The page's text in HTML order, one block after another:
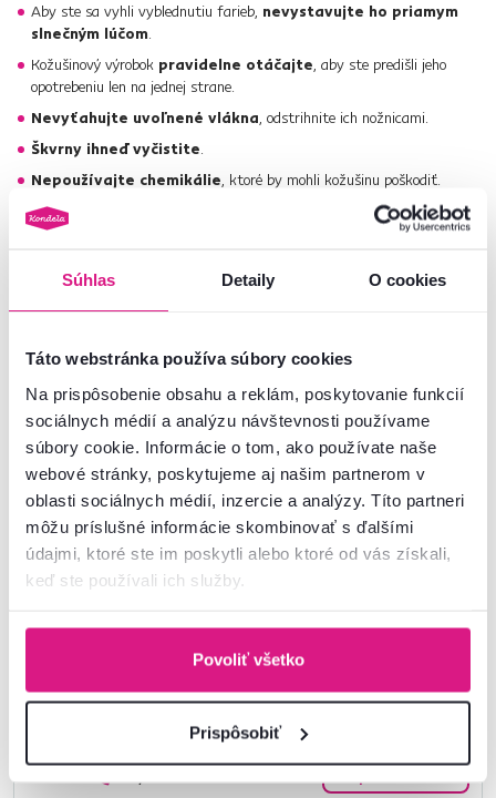
Súhlas Detaily O cookies
Táto webstránka používa súbory cookies
Na prispôsobenie obsahu a reklám, poskytovanie funkcií
sociálnych médií a analýzu návštevnosti používame
súbory cookie. Informácie o tom, ako používate naše
webové stránky, poskytujeme aj našim partnerom v
oblasti sociálnych médií, inzercie a analýzy. Títo partneri
môžu príslušné informácie skombinovať s ďalšími
údajmi, ktoré ste im poskytli alebo ktoré od vás získali,
keď ste používali ich služby.
Povoliť všetko
Prispôsobiť
Aby ste sa vyhli vyblednutiu farieb, nevystavujte ho priamym
slnečným lúčom.
Kožušinový výrobok pravidelne otáčajte, aby ste predišli jeho
opotrebeniu len na jednej strane.
Nevyťahujte uvoľnené vlákna, odstrihnite ich nožnicami.
Škvrny ihneď vyčistite.
Nepoužívajte chemikálie, ktoré by mohli kožušinu poškodiť.
Pri akomkoľvek znečistení odporúčame
profesionálnu čistiareň.
Číslo produktu : 0000229955
Základné parametre
Rozmery a špecifikácie
Nenašli ste požadované informácie?
Kontaktujte nás a my vám radi poradíme